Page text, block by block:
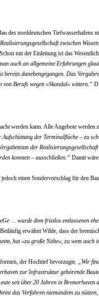
des norddeutschen Tiefwasserhafens
„Realisierungsgesellschaft zwischen
mit der Einleitung ist das
auch an allgemeine Erfahrungen
danebengegangen. Das
von Berufs wegen »Skandal« wittern.“
werden kann. Alle Angebote werden
Aufschüttung der Terminalfläche – zu
der
konnten – ausschließen.“ Damit
einen Sondervorschlag für den
… wurde dem fristlos entlassenen
erwähnt Wilde, dass der
hat »zu große Nähe«, zu wem
der Hochtief bevorzugte.
„Wir
zur Infrastruktur gehörende
seit über 20 Jahren in
das Verfahren niemandem zu